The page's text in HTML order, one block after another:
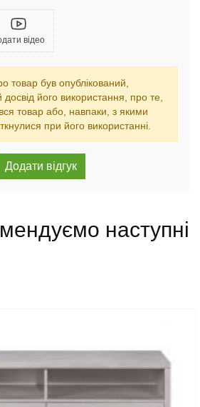
відео
товар був опублікований,
досвід його використання, про те,
товар або, навпаки, з якими
при його використанні.
наступні